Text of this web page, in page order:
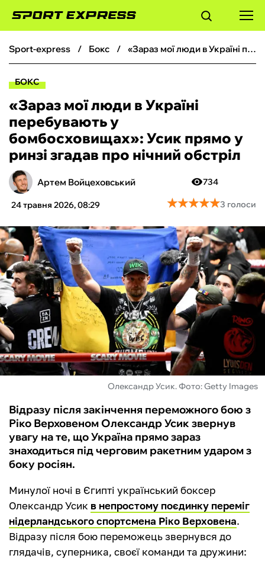
ФУТБОЛ
БОКС
ХОКЕЙ
ТЕНІС
КІБЕРСПОРТ
ЧС-2026
ФУТЗАЛ
ІНШІ
БУКМЕКЕРИ
sport-express бокс «Зараз мої люди в Україні перебувають у бомбосховищах»: Усик прямо у ринзі згадав про нічний обстріл
БОКС
«Зараз мої люди в Україні
перебувають у
бомбосховищах»: Усик прямо у
ринзі згадав про нічний обстріл
Артем Войцеховський
24 травня 2026, 08:29
734
★★★★★
★★★★★3 голоси
Олександр Усик. Фото: Getty Images
Відразу після закінчення переможного бою з
Ріко Верховеном Олександр Усик звернув
увагу на те, що Україна прямо зараз
знаходиться під черговим ракетним ударом з
боку росіян.
Минулої ночі в Єгипті український боксер
Олександр Усик в непростому поєдинку переміг
нідерландського спортсмена Ріко Верховена.
Відразу після бою переможець звернувся до
глядачів, суперника, своєї команди та дружини: